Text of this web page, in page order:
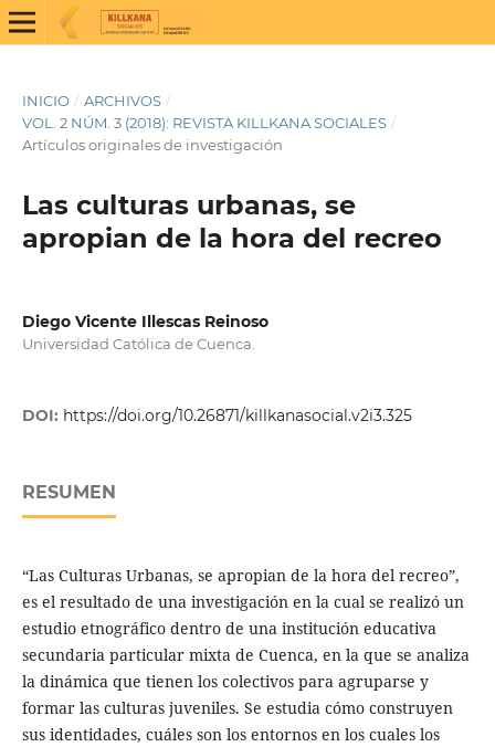
INICIO / ARCHIVOS /
VOL. 2 NÚM. 3 (2018): REVISTA KILLKANA SOCIALES /
Artículos originales de investigación
Las culturas urbanas, se
apropian de la hora del recreo
Diego Vicente Illescas Reinoso
Universidad Católica de Cuenca.
DOI: https://doi.org/10.26871/killkanasocial.v2i3.325
RESUMEN
“Las Culturas Urbanas, se apropian de la hora del recreo”,
es el resultado de una investigación en la cual se realizó un
estudio etnográfico dentro de una institución educativa
secundaria particular mixta de Cuenca, en la que se analiza
la dinámica que tienen los colectivos para agruparse y
formar las culturas juveniles. Se estudia cómo construyen
sus identidades, cuáles son los entornos en los cuales los